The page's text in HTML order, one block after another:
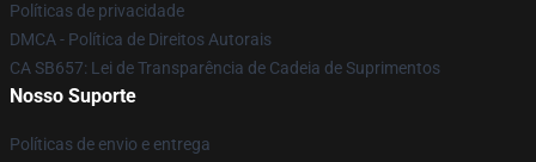
Políticas de privacidade
DMCA - Política de Direitos Autorais
CA SB657: Lei de Transparência de Cadeia de Suprimentos
Nosso Suporte
Políticas de envio e entrega